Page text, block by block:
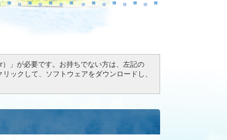
」が必要です。お持ちでない方は、左記の
ックして、ソフトウェアをダウンロードし、